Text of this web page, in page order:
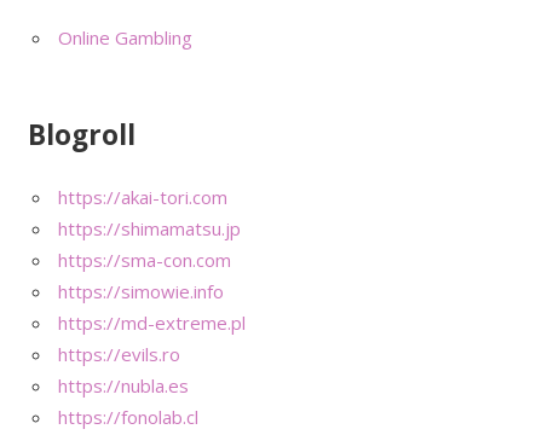
Online Gambling
Blogroll
https://akai-tori.com
https://shimamatsu.jp
https://sma-con.com
https://simowie.info
https://md-extreme.pl
https://evils.ro
https://nubla.es
https://fonolab.cl